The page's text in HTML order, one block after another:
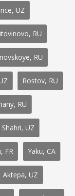
UZ
RU
RU
Rostov, RU
RU
Shahri, UZ
FR Yaku, CA
Aktepa, UZ